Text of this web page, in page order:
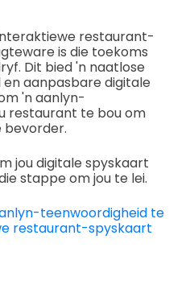
restaurant-
is die toekoms
Dit bied 'n naatlose
aanpasbare digitale
'n aanlyn-
restaurant te bou om
jou digitale spyskaart
stappe om jou te lei.
teenwoordigheid te
restaurant-spyskaart